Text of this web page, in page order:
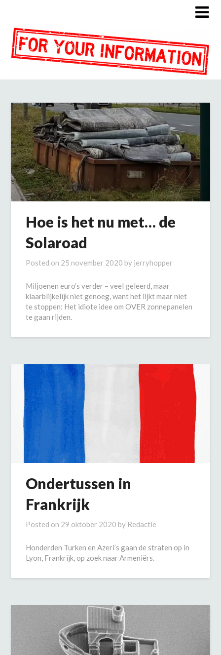
Hoe is het nu met… de
Solaroad
Posted on 25 november 2020 by jerryhopper
Miljoenen euro’s verder – veel geleerd, maar
klaarblijkelijk niet genoeg, want het lijkt maar niet
te stoppen: Het idiote idee om OVER zonnepanelen
te gaan rijden.
Ondertussen in
Frankrijk
Posted on 29 oktober 2020 by Redactie
Honderden Turken en Azeri’s gaan de straten op in
Lyon, Frankrijk, op zoek naar Armeniërs.